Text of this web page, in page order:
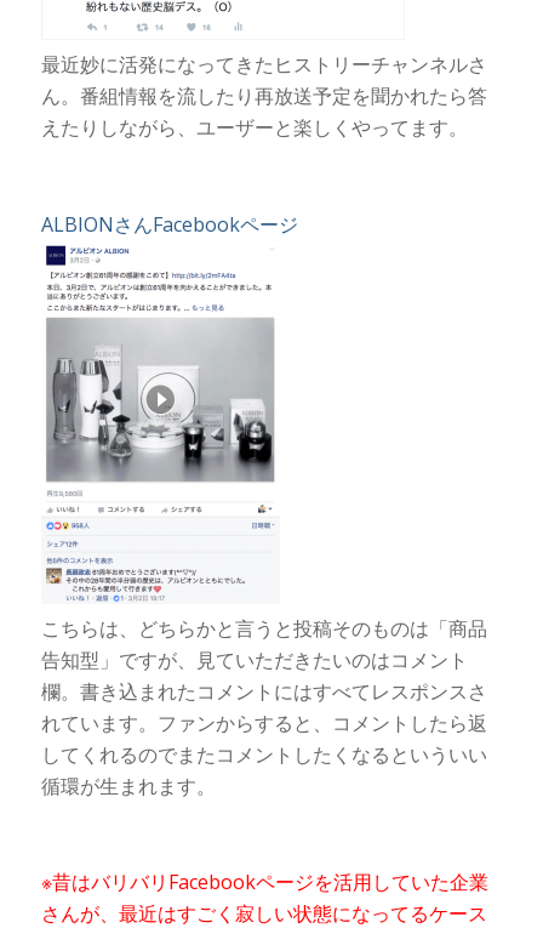
最近妙に活発になってきたヒストリーチャンネルさ
ん。番組情報を流したり再放送予定を聞かれたら答
えたりしながら、ユーザーと楽しくやってます。
ALBIONさんFacebookページ
こちらは、どちらかと言うと投稿そのものは「商品
告知型」ですが、見ていただきたいのはコメント
欄。書き込まれたコメントにはすべてレスポンスさ
れています。ファンからすると、コメントしたら返
してくれるのでまたコメントしたくなるといういい
循環が生まれます。
※昔はバリバリFacebookページを活用していた企業
さんが、最近はすごく寂しい状態になってるケース